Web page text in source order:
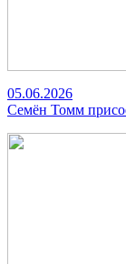
05.06.2026
Семён Томм